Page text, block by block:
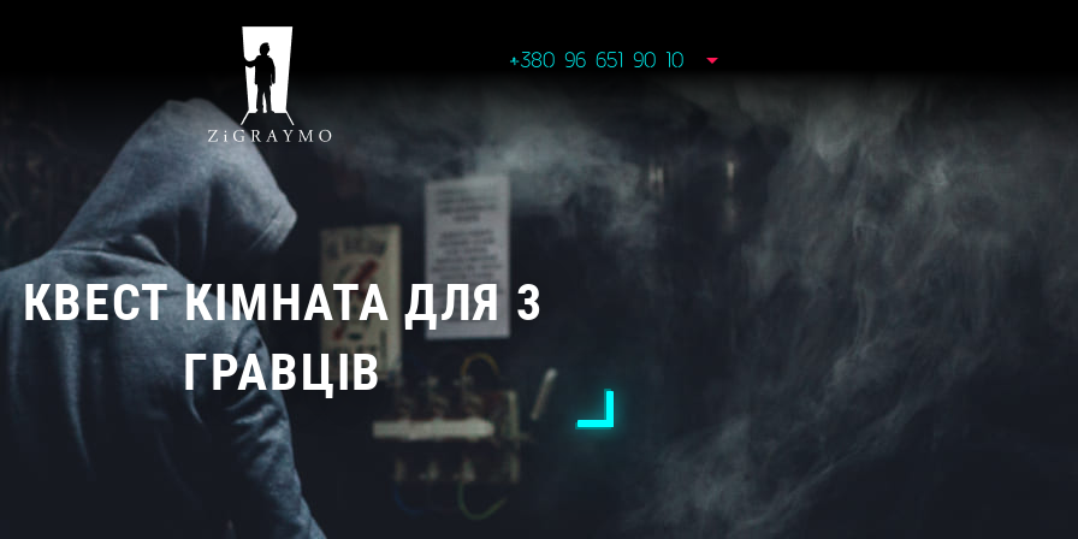
+380 96 651 90 10
КВЕСТ КІМНАТА ДЛЯ 3
ГРАВЦІВ